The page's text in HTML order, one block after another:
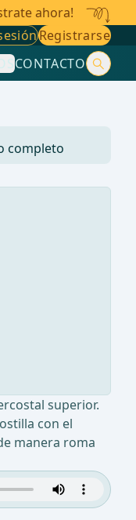
ahora!
Registrarse
CONTACTO
completo
superior.
con el
manera roma